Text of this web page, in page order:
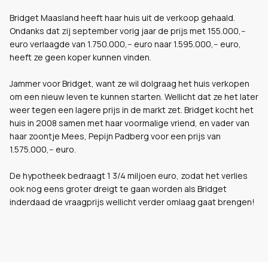
Bridget Maasland heeft haar huis uit de verkoop gehaald.
Ondanks dat zij september vorig jaar de prijs met 155.000,--
euro verlaagde van 1.750.000,-- euro naar 1.595.000,-- euro,
heeft ze geen koper kunnen vinden.
Jammer voor Bridget, want ze wil dolgraag het huis verkopen
om een nieuw leven te kunnen starten. Wellicht dat ze het later
weer tegen een lagere prijs in de markt zet. Bridget kocht het
huis in 2008 samen met haar voormalige vriend, en vader van
haar zoontje Mees, Pepijn Padberg voor een prijs van
1.575.000,-- euro.
De hypotheek bedraagt 1 3/4 miljoen euro, zodat het verlies
ook nog eens groter dreigt te gaan worden als Bridget
inderdaad de vraagprijs wellicht verder omlaag gaat brengen!